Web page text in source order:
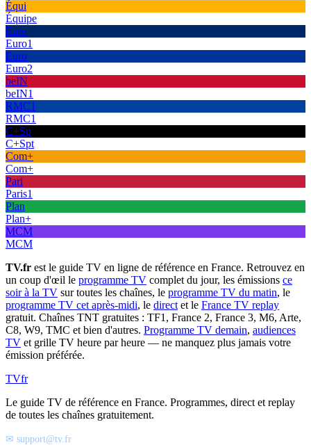
Équi
Équipe
Euro
Euro1
Euro
Euro2
beIN
beIN1
RMC1
RMC1
C+Sp
C+Spt
Com+
Com+
Pari
Paris1
Plan
Plan+
MCM
MCM
TV.fr est le guide TV en ligne de référence en France. Retrouvez en
un coup d'œil le programme TV complet du jour, les émissions ce
soir à la TV sur toutes les chaînes, le programme TV du matin, le
programme TV cet après-midi, le direct et le France TV replay
gratuit. Chaînes TNT gratuites : TF1, France 2, France 3, M6, Arte,
C8, W9, TMC et bien d'autres. Programme TV demain, audiences
TV et grille TV heure par heure — ne manquez plus jamais votre
émission préférée.
TVfr
Le guide TV de référence en France. Programmes, direct et replay
de toutes les chaînes gratuitement.
✉ support@tv.fr